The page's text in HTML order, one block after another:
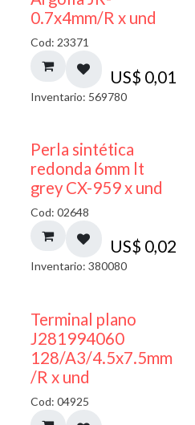
0.7x4mm/R x und
Cod: 23371
US$ 0,01
Inventario: 569780
Perla sintética
redonda 6mm lt
grey CX-959 x und
Cod: 02648
US$ 0,02
Inventario: 380080
Terminal plano
J281994060
128/A3/4.5x7.5mm
/R x und
Cod: 04925